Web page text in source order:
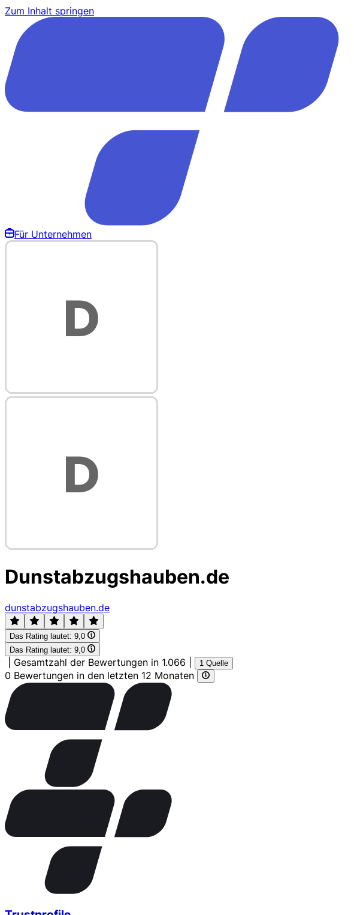
Zum Inhalt springen
Für Unternehmen
Dunstabzugshauben.de
dunstabzugshauben.de
Das Rating lautet: 9,0
Das Rating lautet: 9,0
Gesamtzahl der Bewertungen in 1.066 1 Quelle
0 Bewertungen in den letzten 12 Monaten